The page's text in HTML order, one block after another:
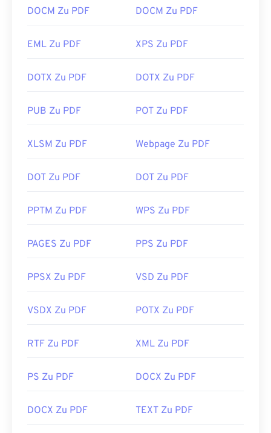
DOCM Zu PDF DOCM Zu PDF
EML Zu PDF XPS Zu PDF
DOTX Zu PDF DOTX Zu PDF
PUB Zu PDF POT Zu PDF
XLSM Zu PDF Webpage Zu PDF
DOT Zu PDF DOT Zu PDF
PPTM Zu PDF WPS Zu PDF
PAGES Zu PDF PPS Zu PDF
PPSX Zu PDF VSD Zu PDF
VSDX Zu PDF POTX Zu PDF
RTF Zu PDF XML Zu PDF
PS Zu PDF DOCX Zu PDF
DOCX Zu PDF TEXT Zu PDF